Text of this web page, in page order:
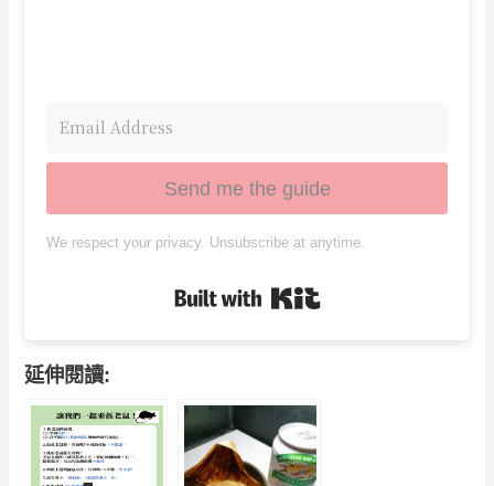
Send me the guide
We respect your privacy. Unsubscribe at anytime.
延伸閱讀: